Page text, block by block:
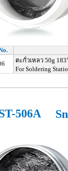
ตะกั่วเหลว 50g 183
For Soldering
506A